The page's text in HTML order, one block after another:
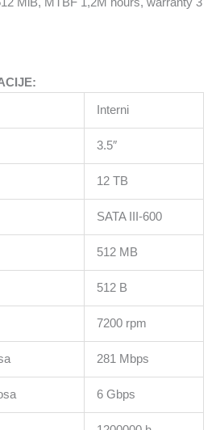
MiB, MTBF 1,2M hours, warranty 3
Interni
3.5″
12 TB
SATA III-600
512 MB
512 B
7200 rpm
281 Mbps
6 Gbps